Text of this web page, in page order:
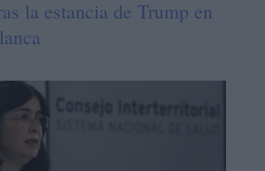
la estancia de Trump en